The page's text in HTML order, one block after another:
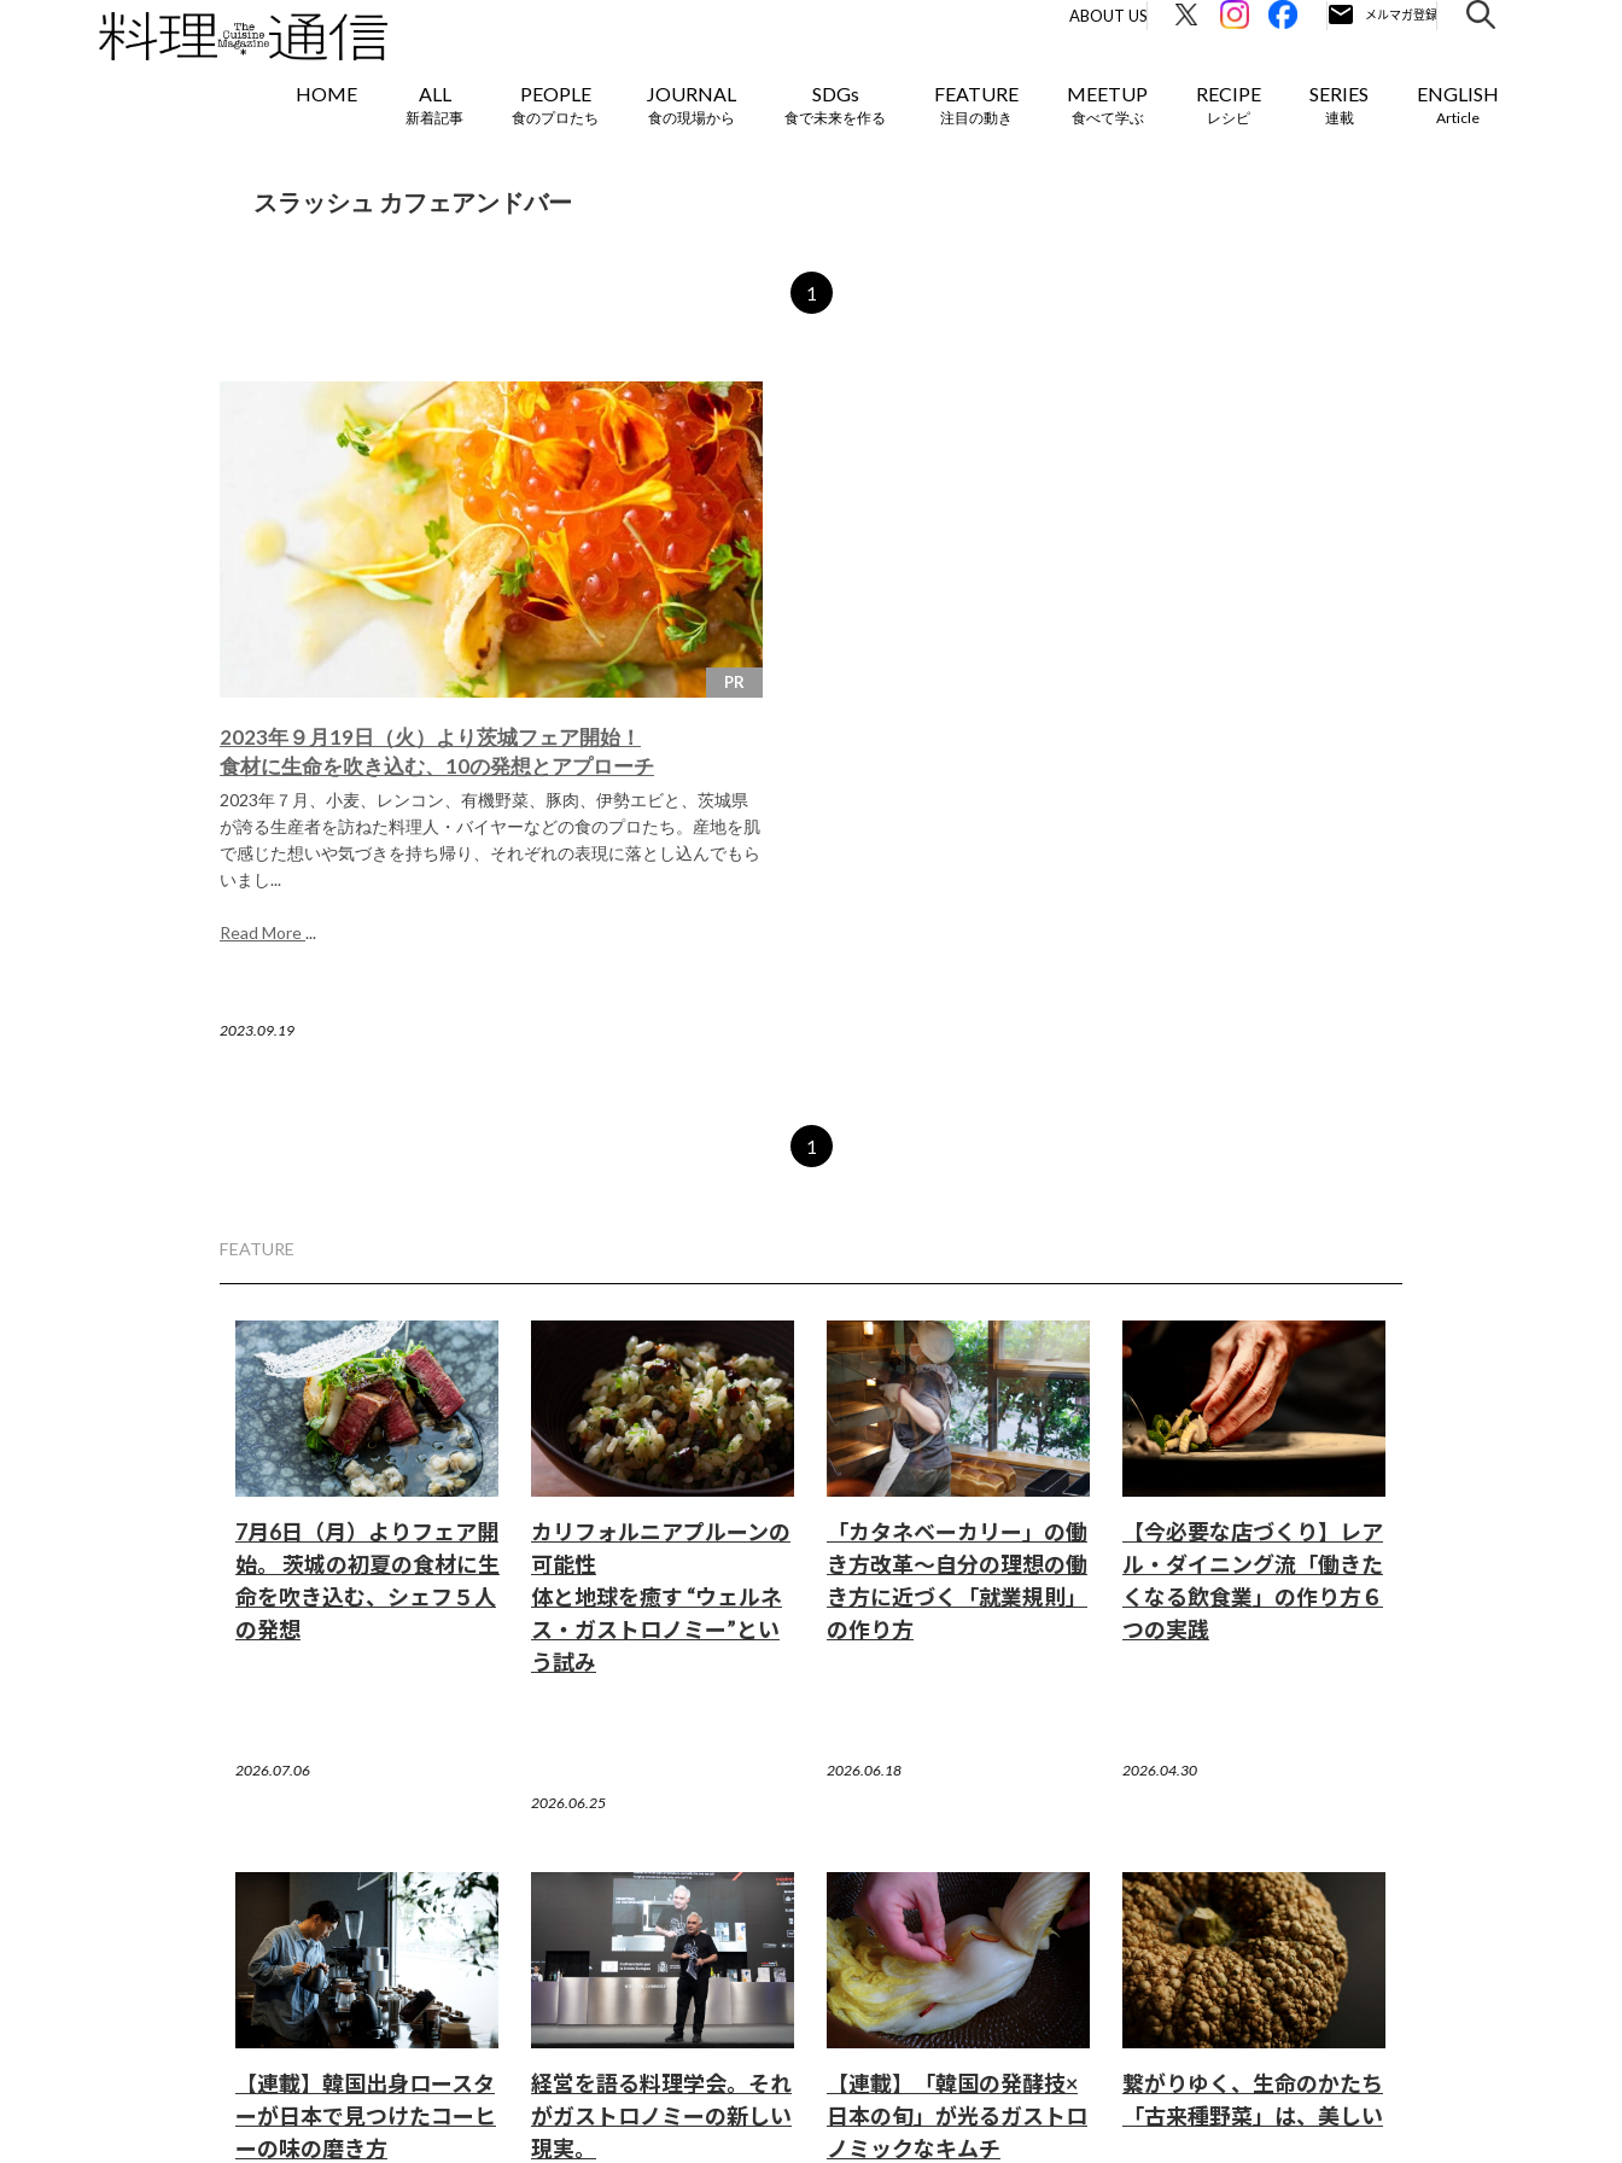
ABOUT US
HOME ALL
新着記事
PEOPLE
食のプロたち
JOURNAL
食の現場から
SDGs
食で未来を作る
FEATURE
注目の動き
MEETUP
食べて学ぶ
RECIPE
レシピ
SERIES
連載
ENGLISH
Article
スラッシュ カフェアンドバー
1
PR
2023年９月19日（火）より茨城フェア開始！
食材に生命を吹き込む、10の発想とアプローチ
2023年７月、小麦、レンコン、有機野菜、豚肉、伊勢エビと、茨城県
が誇る生産者を訪ねた料理人・バイヤーなどの食のプロたち。産地を肌
で感じた想いや気づきを持ち帰り、それぞれの表現に落とし込んでもら
いまし...
Read More...
2023.09.19
1
FEATURE
7月6日（月）よりフェア開
始。 茨城の初夏の食材に生
命を吹き込む、シェフ５人
の発想
2026.07.06
カリフォルニアプルーンの
可能性
体と地球を癒す “ウェルネ
ス・ガストロノミー”とい
う試み
2026.06.25
「カタネベーカリー」の働
き方改革～自分の理想の働
き方に近づく「就業規則」
の作り方
2026.06.18
【今必要な店づくり】レア
ル・ダイニング流「働きた
くなる飲食業」の作り方６
つの実践
2026.04.30
【連載】韓国出身ロースタ
ーが日本で見つけたコーヒ
ーの味の磨き方
経営を語る料理学会。それ
がガストロノミーの新しい
現実。
【連載】「韓国の発酵技×
日本の旬」が光るガストロ
ノミックなキムチ
繋がりゆく、生命のかたち
「古来種野菜」は、美しい